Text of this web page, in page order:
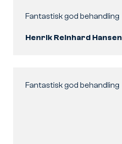
Fantastisk god behandling
Henrik Reinhard Hansen
Fantastisk god behandling